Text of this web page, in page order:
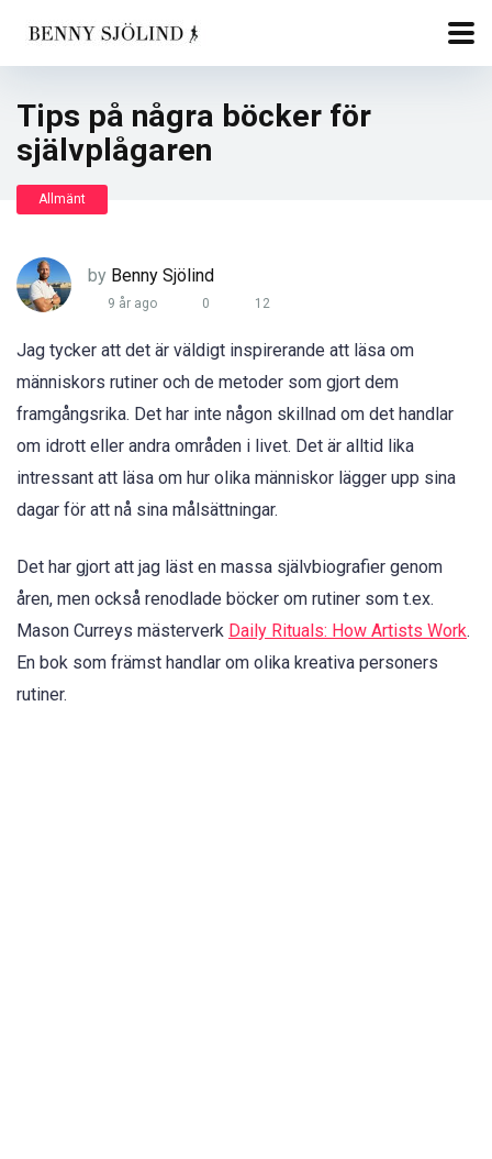
Tips på några böcker för
självplågaren
Allmänt
by Benny Sjölind
9 år ago 0 12
Jag tycker att det är väldigt inspirerande att läsa om
människors rutiner och de metoder som gjort dem
framgångsrika. Det har inte någon skillnad om det handlar
om idrott eller andra områden i livet. Det är alltid lika
intressant att läsa om hur olika människor lägger upp sina
dagar för att nå sina målsättningar.
Det har gjort att jag läst en massa självbiografier genom
åren, men också renodlade böcker om rutiner som t.ex.
Mason Curreys mästerverk Daily Rituals: How Artists Work.
En bok som främst handlar om olika kreativa personers
rutiner.